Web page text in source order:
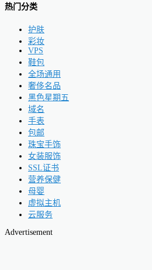
热门分类
护肤
彩妆
VPS
鞋包
全场通用
奢侈名品
黑色星期五
域名
手表
包邮
珠宝手饰
女装服饰
SSL证书
营养保健
母婴
虚拟主机
云服务
Advertisement